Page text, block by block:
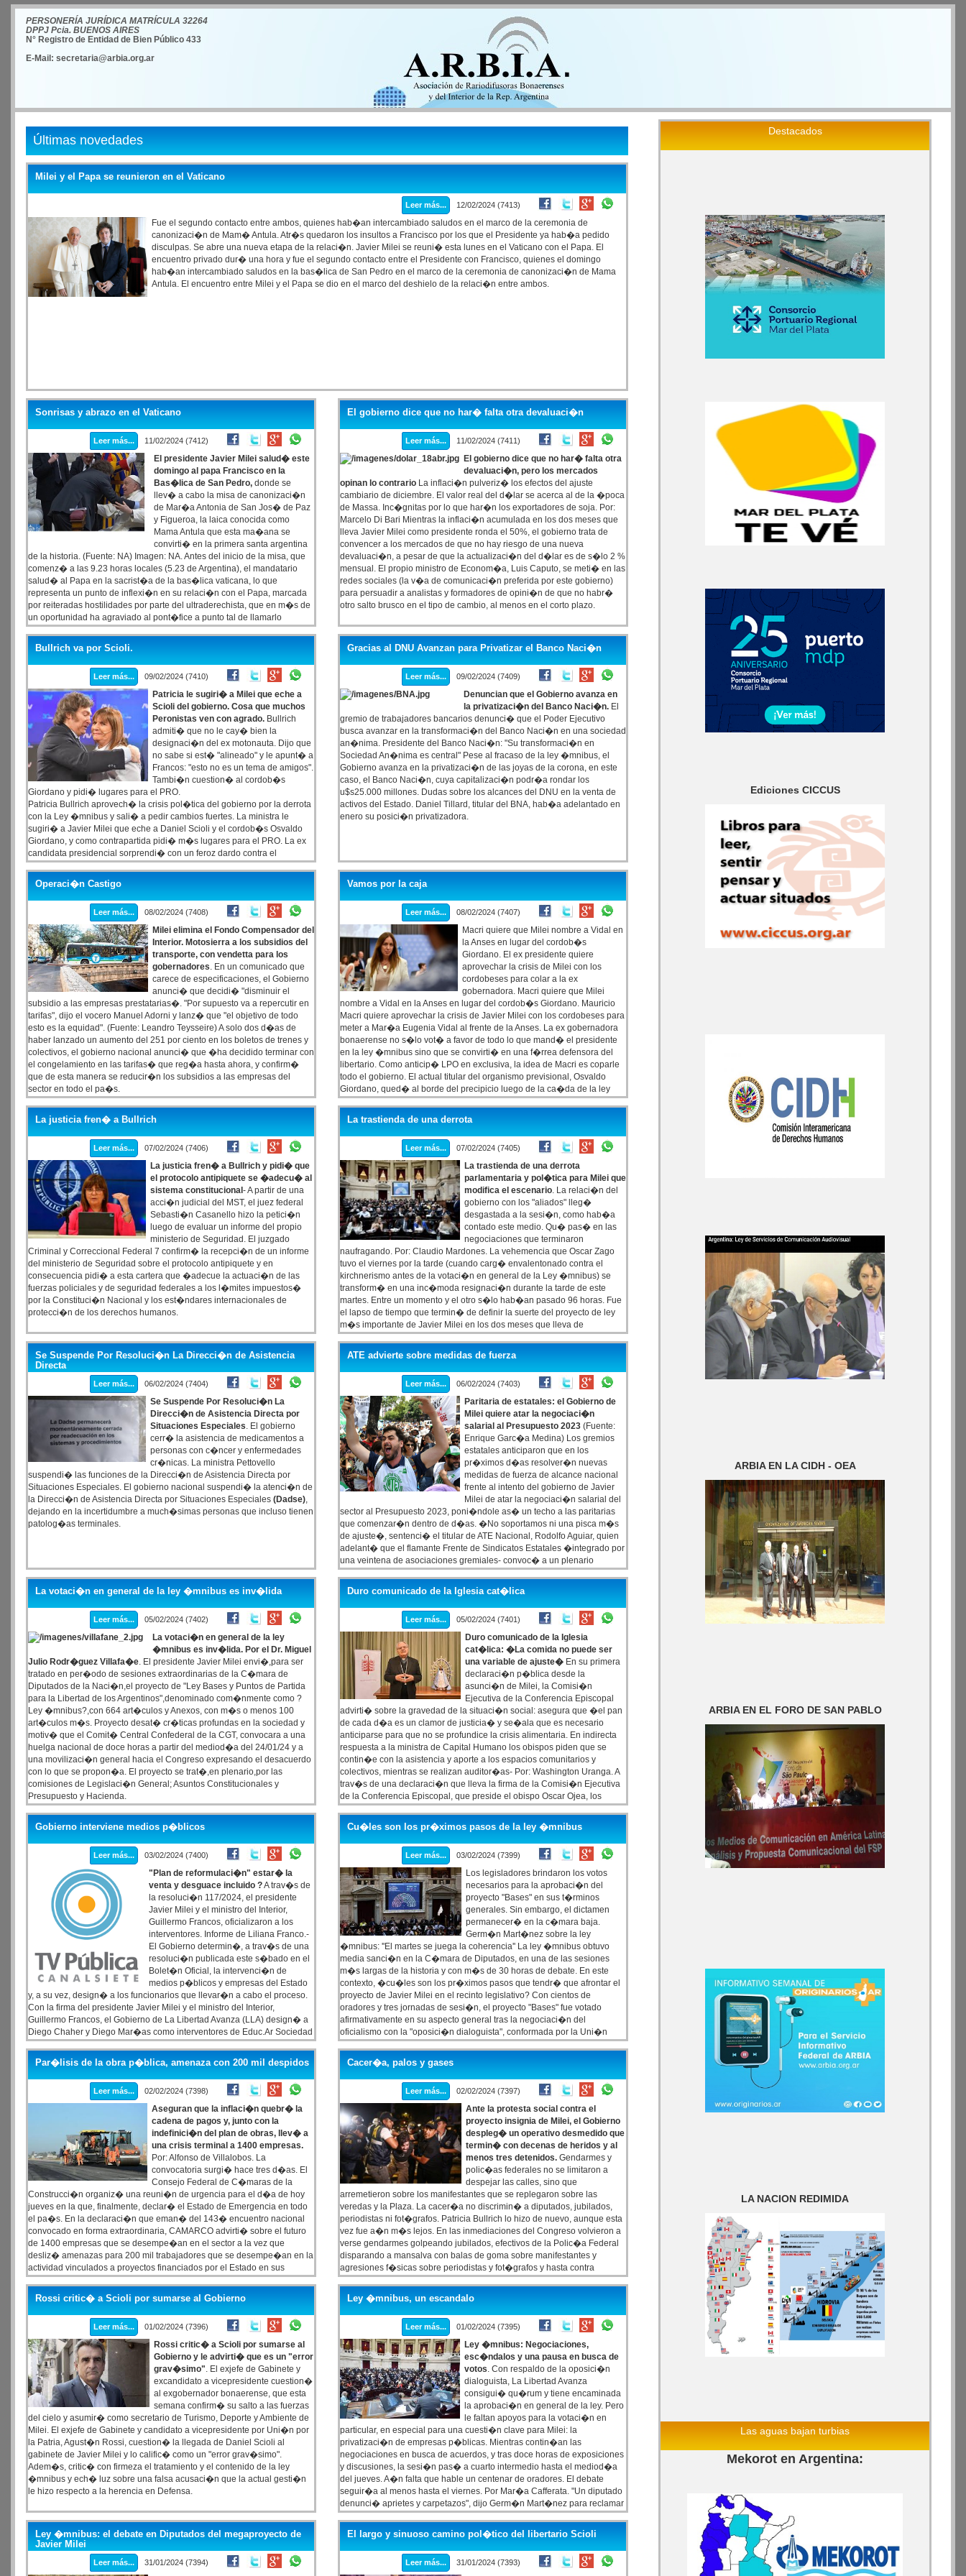
PERSONERÍA JURÍDICA MATRÍCULA 32264
DPPJ Pcia. BUENOS AIRES
N° Registro de Entidad de Bien Público 433
E-Mail: secretaria@arbia.org.ar
Últimas novedades
Milei y el Papa se reunieron en el Vaticano
Leer más... 12/02/2024 (7413)
Fue el segundo contacto entre ambos, quienes hab�an intercambiado saludos en el marco de la ceremonia de
canonizaci�n de Mam� Antula. Atr�s quedaron los insultos a Francisco por los que el Presidente ya hab�a pedido
disculpas. Se abre una nueva etapa de la relaci�n. Javier Milei se reuni� esta lunes en el Vaticano con el Papa. El
encuentro privado dur� una hora y fue el segundo contacto entre el Presidente con Francisco, quienes el domingo
hab�an intercambiado saludos en la bas�lica de San Pedro en el marco de la ceremonia de canonizaci�n de Mama
Antula. El encuentro entre Milei y el Papa se dio en el marco del deshielo de la relaci�n entre ambos.
Sonrisas y abrazo en el Vaticano
Leer más... 11/02/2024 (7412)
El presidente Javier Milei salud� este
domingo al papa Francisco en la
Bas�lica de San Pedro, donde se
llev� a cabo la misa de canonizaci�n
de Mar�a Antonia de San Jos� de Paz
y Figueroa, la laica conocida como
Mama Antula que esta ma�ana se
convirti� en la primera santa argentina
de la historia. (Fuente: NA) Imagen: NA. Antes del inicio de la misa, que
comenz� a las 9.23 horas locales (5.23 de Argentina), el mandatario
salud� al Papa en la sacrist�a de la bas�lica vaticana, lo que
representa un punto de inflexi�n en su relaci�n con el Papa, marcada
por reiteradas hostilidades por parte del ultraderechista, que en m�s de
un oportunidad ha agraviado al pont�fice a punto tal de llamarlo
"representante del maligno en la tierra". "Es un momento muy importante
para la historia argentina", dijo este domingo Milei a la prensa dentro de
la Bas�lica.
El gobierno dice que no har� falta otra devaluaci�n
Leer más... 11/02/2024 (7411)
El gobierno dice que no har� falta otra
devaluaci�n, pero los mercados
opinan lo contrario La inflaci�n pulveriz� los efectos del ajuste
cambiario de diciembre. El valor real del d�lar se acerca al de la �poca
de Massa. Inc�gnitas por lo que har�n los exportadores de soja. Por:
Marcelo Di Bari Mientras la inflaci�n acumulada en los dos meses que
lleva Javier Milei como presidente ronda el 50%, el gobierno trata de
convencer a los mercados de que no hay riesgo de una nueva
devaluaci�n, a pesar de que la actualizaci�n del d�lar es de s�lo 2 %
mensual. El propio ministro de Econom�a, Luis Caputo, se meti� en las
redes sociales (la v�a de comunicaci�n preferida por este gobierno)
para persuadir a analistas y formadores de opini�n de que no habr�
otro salto brusco en el tipo de cambio, al menos en el corto plazo.
Bullrich va por Scioli.
Leer más... 09/02/2024 (7410)
Patricia le sugiri� a Milei que eche a
Scioli del gobierno. Cosa que muchos
Peronistas ven con agrado. Bullrich
admiti� que no le cay� bien la
designaci�n del ex motonauta. Dijo que
no sabe si est� "alineado" y le apunt� a
Francos: "esto no es un tema de amigos".
Tambi�n cuestion� al cordob�s
Giordano y pidi� lugares para el PRO.
Patricia Bullrich aprovech� la crisis pol�tica del gobierno por la derrota
con la Ley �mnibus y sali� a pedir cambios fuertes. La ministra le
sugiri� a Javier Milei que eche a Daniel Scioli y el cordob�s Osvaldo
Giordano, y como contrapartida pidi� m�s lugares para el PRO. La ex
candidata presidencial sorprendi� con un feroz dardo contra el
nombrado supersecretario de Turismo, Deportes y Ambiente, que como
cont� LPO sigue en un limbo porque Milei todav�a no oficializ� su
designaci�n.
Gracias al DNU Avanzan para Privatizar el Banco Naci�n
Leer más... 09/02/2024 (7409)
Denuncian que el Gobierno avanza en
la privatizaci�n del Banco Naci�n. El
gremio de trabajadores bancarios denunci� que el Poder Ejecutivo
busca avanzar en la transformaci�n del Banco Naci�n en una sociedad
an�nima. Presidente del Banco Naci�n: "Su transformaci�n en
Sociedad An�nima es central" Pese al fracaso de la ley �mnibus, el
Gobierno avanza en la privatizaci�n de las joyas de la corona, en este
caso, el Banco Naci�n, cuya capitalizaci�n podr�a rondar los
u$s25.000 millones. Dudas sobre los alcances del DNU en la venta de
activos del Estado. Daniel Tillard, titular del BNA, hab�a adelantado en
enero su posici�n privatizadora.
Operaci�n Castigo
Leer más... 08/02/2024 (7408)
Milei elimina el Fondo Compensador del
Interior. Motosierra a los subsidios del
transporte, con vendetta para los
gobernadores. En un comunicado que
carece de especificaciones, el Gobierno
anunci� que decidi� "disminuir el
subsidio a las empresas prestatarias�. "Por supuesto va a repercutir en
tarifas", dijo el vocero Manuel Adorni y lanz� que "el objetivo de todo
esto es la equidad". (Fuente: Leandro Teysseire) A solo dos d�as de
haber lanzado un aumento del 251 por ciento en los boletos de trenes y
colectivos, el gobierno nacional anunci� que �ha decidido terminar con
el congelamiento en las tarifas� que reg�a hasta ahora, y confirm�
que de esta manera se reducir�n los subsidios a las empresas del
sector en todo el pa�s.
Vamos por la caja
Leer más... 08/02/2024 (7407)
Macri quiere que Milei nombre a Vidal en
la Anses en lugar del cordob�s
Giordano. El ex presidente quiere
aprovechar la crisis de Milei con los
cordobeses para colar a la ex
gobernadora. Macri quiere que Milei
nombre a Vidal en la Anses en lugar del cordob�s Giordano. Mauricio
Macri quiere aprovechar la crisis de Javier Milei con los cordobeses para
meter a Mar�a Eugenia Vidal al frente de la Anses. La ex gobernadora
bonaerense no s�lo vot� a favor de todo lo que mand� el presidente
en la ley �mnibus sino que se convirti� en una f�rrea defensora del
libertario. Como anticip� LPO en exclusiva, la idea de Macri es coparle
todo el gobierno. El actual titular del organismo previsional, Osvaldo
Giordano, qued� al borde del precipicio luego de la ca�da de la ley
�mnibus, en la que el bloque de cordobeses no acompa�aron al
oficialismo.
La justicia fren� a Bullrich
Leer más... 07/02/2024 (7406)
La justicia fren� a Bullrich y pidi� que
el protocolo antipiquete se �adecu� al
sistema constitucional - A partir de una
acci�n judicial del MST, el juez federal
Sebasti�n Casanello hizo la petici�n
luego de evaluar un informe del propio
ministerio de Seguridad. El juzgado
Criminal y Correccional Federal 7 confirm� la recepci�n de un informe
del ministerio de Seguridad sobre el protocolo antipiquete y en
consecuencia pidi� a esta cartera que �adecue la actuaci�n de las
fuerzas policiales y de seguridad federales a los l�mites impuestos�
por la Constituci�n Nacional y los est�ndares internacionales de
protecci�n de los derechos humanos.
La trastienda de una derrota
Leer más... 07/02/2024 (7405)
La trastienda de una derrota
parlamentaria y pol�tica para Milei que
modifica el escenario. La relaci�n del
gobierno con los "aliados" lleg�
desgastada a la sesi�n, como hab�a
contado este medio. Qu� pas� en las
negociaciones que terminaron
naufragando. Por: Claudio Mardones. La vehemencia que Oscar Zago
tuvo el viernes por la tarde (cuando carg� envalentonado contra el
kirchnerismo antes de la votaci�n en general de la Ley �mnibus) se
transform� en una inc�moda resignaci�n durante la tarde de este
martes. Entre un momento y el otro s�lo hab�an pasado 96 horas. Fue
el lapso de tiempo que termin� de definir la suerte del proyecto de ley
m�s importante de Javier Milei en los dos meses que lleva de
presidencia. Este martes, despu�s de las 18, tras seis horas de debate,
el titular del bloque de La Libertad Avanza no pudo ocultar su molestia
mientras estaba reunido en privado con las autoridades de los dem�s
bloques, pero sin la presencia de Uni�n por la Patria.
Se Suspende Por Resoluci�n La Direcci�n de Asistencia
Directa
Leer más... 06/02/2024 (7404)
Se Suspende Por Resoluci�n La
Direcci�n de Asistencia Directa por
Situaciones Especiales. El gobierno
cerr� la asistencia de medicamentos a
personas con c�ncer y enfermedades
cr�nicas. La ministra Pettovello
suspendi� las funciones de la Direcci�n de Asistencia Directa por
Situaciones Especiales. El gobierno nacional suspendi� la atenci�n de
la Direcci�n de Asistencia Directa por Situaciones Especiales (Dadse),
dejando en la incertidumbre a much�simas personas que incluso tienen
patolog�as terminales.
ATE advierte sobre medidas de fuerza
Leer más... 06/02/2024 (7403)
Paritaria de estatales: el Gobierno de
Milei quiere atar la negociaci�n
salarial al Presupuesto 2023 (Fuente:
Enrique Garc�a Medina) Los gremios
estatales anticiparon que en los
pr�ximos d�as resolver�n nuevas
medidas de fuerza de alcance nacional
frente al intento del gobierno de Javier
Milei de atar la negociaci�n salarial del
sector al Presupuesto 2023, poni�ndole as� un techo a las paritarias
que comenzar�n dentro de d�as. �No soportamos ni una pisca m�s
de ajuste�, sentenci� el titular de ATE Nacional, Rodolfo Aguiar, quien
adelant� que el flamante Frente de Sindicatos Estatales �integrado por
una veintena de asociaciones gremiales- convoc� a un plenario
nacional para el 15 de febrero, en el que �sin dudas se van a decidir
medidas de fuerza� en todo el pa�s.
La votaci�n en general de la ley �mnibus es inv�lida
Leer más... 05/02/2024 (7402)
La votaci�n en general de la ley
�mnibus es inv�lida. Por el Dr. Miguel
Julio Rodr�guez Villafa�e. El presidente Javier Milei envi�,para ser
tratado en per�odo de sesiones extraordinarias de la C�mara de
Diputados de la Naci�n,el proyecto de "Ley Bases y Puntos de Partida
para la Libertad de los Argentinos",denominado com�nmente como ?
Ley �mnibus?,con 664 art�culos y Anexos, con m�s o menos 100
art�culos m�s. Proyecto desat� cr�ticas profundas en la sociedad y
motiv� que el Comit� Central Confederal de la CGT, convocara a una
huelga nacional de doce horas a partir del mediod�a del 24/01/24 y a
una movilizaci�n general hacia el Congreso expresando el desacuerdo
con lo que se propon�a. El proyecto se trat�,en plenario,por las
comisiones de Legislaci�n General; Asuntos Constitucionales y
Presupuesto y Hacienda.
Duro comunicado de la Iglesia cat�lica
Leer más... 05/02/2024 (7401)
Duro comunicado de la Iglesia
cat�lica: �La comida no puede ser
una variable de ajuste� En su primera
declaraci�n p�blica desde la
asunci�n de Milei, la Comisi�n
Ejecutiva de la Conferencia Episcopal
advirti� sobre la gravedad de la situaci�n social: asegura que �el pan
de cada d�a es un clamor de justicia� y se�ala que es necesario
anticiparse para que no se profundice la crisis alimentaria. En indirecta
respuesta a la ministra de Capital Humano los obispos piden que se
contin�e con la asistencia y aporte a los espacios comunitarios y
colectivos, mientras se realizan auditor�as- Por: Washington Uranga. A
trav�s de una declaraci�n que lleva la firma de la Comisi�n Ejecutiva
de la Conferencia Episcopal, que preside el obispo Oscar Ojea, los
obispos cat�licos argentinos reconocen que �en el trato pastoral con la
gente sencilla, hemos aprendido que: �un plato de comida no se le
niega a nadie� � se�alan que �en nuestra patria nadie deber�a
pasar hambre, ya que es una tierra bendita de pan� y advierten que,
�sin embargo, hoy, a cientos de miles de familias se les hace cada vez
m�s dif�cil alimentarse bien�.
Gobierno interviene medios p�blicos
Leer más... 03/02/2024 (7400)
"Plan de reformulaci�n" estar� la
venta y desguace incluido ?A trav�s de
la resoluci�n 117/2024, el presidente
Javier Milei y el ministro del Interior,
Guillermo Francos, oficializaron a los
interventores. Informe de Liliana Franco.-
El Gobierno determin�, a trav�s de una
resoluci�n publicada este s�bado en el
Bolet�n Oficial, la intervenci�n de
medios p�blicos y empresas del Estado
y, a su vez, design� a los funcionarios que llevar�n a cabo el proceso.
Con la firma del presidente Javier Milei y el ministro del Interior,
Guillermo Francos, el Gobierno de La Libertad Avanza (LLA) design� a
Diego Chaher y Diego Mar�as como interventores de Educ.Ar Sociedad
del Estado, de la agencia de noticias estatal T�lam, de Radio y
Televisi�n SE (la firma que contiene la TV P�blica, Radio Nacional y
las FM estatales) y de la firma Contenidos P�blicos, que contiene las
se�ales Encuentro, Paka Paka, DeporTV, Acua Mayor y Acua Federal,
adem�s del Polo de Producci�n Audiovisual y el Banco Audiovisual de
Contenidos Universales Argentino (BACUA).
Cu�les son los pr�ximos pasos de la ley �mnibus
Leer más... 03/02/2024 (7399)
Los legisladores brindaron los votos
necesarios para la aprobaci�n del
proyecto "Bases" en sus t�rminos
generales. Sin embargo, el dictamen
permanecer� en la c�mara baja.
Germ�n Mart�nez sobre la ley
�mnibus: ''El martes se juega la coherencia'' La ley �mnibus obtuvo
media sanci�n en la C�mara de Diputados, en una de las sesiones
m�s largas de la historia y con m�s de 30 horas de debate. En este
contexto, �cu�les son los pr�ximos pasos que tendr� que afrontar el
proyecto de Javier Milei en el recinto legislativo? Con cientos de
oradores y tres jornadas de sesi�n, el proyecto "Bases" fue votado
afirmativamente en su aspecto general tras la negociaci�n del
oficialismo con la "oposici�n dialoguista", conformada por la Uni�n
C�vica Radical (UCR) y el bloque Hacemos Coalici�n Federal como
principales fuerzas de di�logo.
Par�lisis de la obra p�blica, amenaza con 200 mil despidos
Leer más... 02/02/2024 (7398)
Aseguran que la inflaci�n quebr� la
cadena de pagos y, junto con la
indefinici�n del plan de obras, llev� a
una crisis terminal a 1400 empresas.
Por: Alfonso de Villalobos. La
convocatoria surgi� hace tres d�as. El
Consejo Federal de C�maras de la
Construcci�n organiz� una reuni�n de urgencia para el d�a de hoy
jueves en la que, finalmente, declar� el Estado de Emergencia en todo
el pa�s. En la declaraci�n que eman� del 143� encuentro nacional
convocado en forma extraordinaria, CAMARCO advirti� sobre el futuro
de 1400 empresas que se desempe�an en el sector a la vez que
desliz� amenazas para 200 mil trabajadores que se desempe�an en la
actividad vinculados a proyectos financiados por el Estado en sus
diversos niveles.
Cacer�a, palos y gases
Leer más... 02/02/2024 (7397)
Ante la protesta social contra el
proyecto insignia de Milei, el Gobierno
despleg� un operativo desmedido que
termin� con decenas de heridos y al
menos tres detenidos. Gendarmes y
polic�as federales no se limitaron a
despejar las calles, sino que
arremetieron sobre los manifestantes que se replegaron sobre las
veredas y la Plaza. La cacer�a no discrimin� a diputados, jubilados,
periodistas ni fot�grafos. Patricia Bullrich lo hizo de nuevo, aunque esta
vez fue a�n m�s lejos. En las inmediaciones del Congreso volvieron a
verse gendarmes golpeando jubilados, efectivos de la Polic�a Federal
disparando a mansalva con balas de goma sobre manifestantes y
agresiones f�sicas sobre periodistas y fot�grafos y hasta contra
algunos de los diputados que bajaron desde el recinto a la calle para
intentar frenar el circo represivo. El gas pimienta disparado a los ojos de
militantes de a pie fue el protagonista de la jornada, junto a la motorizada
de la PFA (el Grupo GOM), la elegida esta vez para ir al choque.
Rossi critic� a Scioli por sumarse al Gobierno
Leer más... 01/02/2024 (7396)
Rossi critic� a Scioli por sumarse al
Gobierno y le advirti� que es un "error
grav�simo". El exjefe de Gabinete y
excandidato a vicepresidente cuestion�
al exgobernador bonaerense, que esta
semana confirm� su salto a las fuerzas
del cielo y asumir� como secretario de Turismo, Deporte y Ambiente de
Milei. El exjefe de Gabinete y candidato a vicepresidente por Uni�n por
la Patria, Agust�n Rossi, cuestion� la llegada de Daniel Scioli al
gabinete de Javier Milei y lo calific� como un "error grav�simo".
Adem�s, critic� con firmeza el tratamiento y el contenido de la ley
�mnibus y ech� luz sobre una falsa acusaci�n que la actual gesti�n
le hizo respecto a la herencia en Defensa.
Ley �mnibus, un escandalo
Leer más... 01/02/2024 (7395)
Ley �mnibus: Negociaciones,
esc�ndalos y una pausa en busca de
votos. Con respaldo de la oposici�n
dialoguista, La Libertad Avanza
consigui� qu�rum y tiene encaminada
la aprobaci�n en general de la ley. Pero
le faltan apoyos para la votaci�n en
particular, en especial para una cuesti�n clave para Milei: la
privatizaci�n de empresas p�blicas. Mientras contin�an las
negociaciones en busca de acuerdos, y tras doce horas de exposiciones
y discusiones, la sesi�n pas� a cuarto intermedio hasta el mediod�a
del jueves. A�n falta que hable un centenar de oradores. El debate
seguir�a al menos hasta el viernes. Por Mar�a Cafferata. "Un diputado
denunci� aprietes y carpetazos", dijo Germ�n Mart�nez para reclamar
que el tema volviera a comisi�n. Con un Congreso vallado y rodeado de
gendarmes y polic�as, la C�mara de Diputados comenz� a debatir la
Ley �mnibus.
Ley �mnibus: el debate en Diputados del megaproyecto de
Javier Milei
Leer más... 31/01/2024 (7394)
El largo y sinuoso camino pol�tico del libertario Scioli
Leer más... 31/01/2024 (7393)
Destacados
Ediciones CICCUS
ARBIA EN LA CIDH - OEA
ARBIA EN EL FORO DE SAN PABLO
LA NACION REDIMIDA
Las aguas bajan turbias
Mekorot en Argentina: